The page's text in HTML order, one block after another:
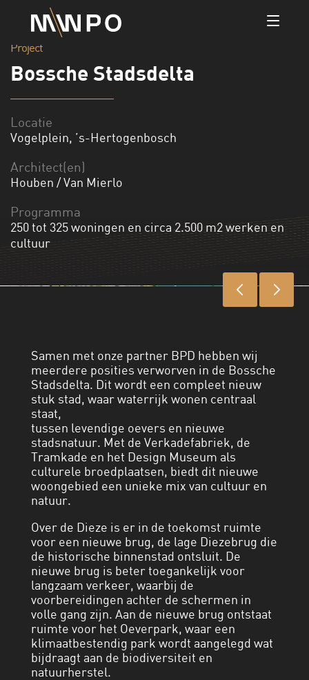
Project
Bossche Stadsdelta
Locatie
Vogelplein, ’s-Hertogenbosch
Architect(en)
Houben / Van Mierlo
Programma
250 tot 325 woningen en circa 2.500 m2 werken en
cultuur
Samen met onze partner BPD hebben wij
meerdere posities verworven in de Bossche
Stadsdelta. Dit wordt een compleet nieuw
stuk stad, waar waterrijk wonen centraal
staat,
tussen levendige oevers en nieuwe
stadsnatuur. Met de Verkadefabriek, de
Tramkade en het Design Museum als
culturele broedplaatsen, biedt dit nieuwe
woongebied een unieke mix van cultuur en
natuur.
Over de Dieze is er in de toekomst ruimte
voor een nieuwe brug, de lage Diezebrug die
de historische binnenstad ontsluit. De
nieuwe brug is beter toegankelijk voor
langzaam verkeer, waarbij de
voorbereidingen achter de schermen in
volle gang zijn. Aan de nieuwe brug ontstaat
ruimte voor het Oeverpark, waar een
klimaatbestendig park wordt aangelegd wat
bijdraagt aan de biodiversiteit en
natuurherstel.